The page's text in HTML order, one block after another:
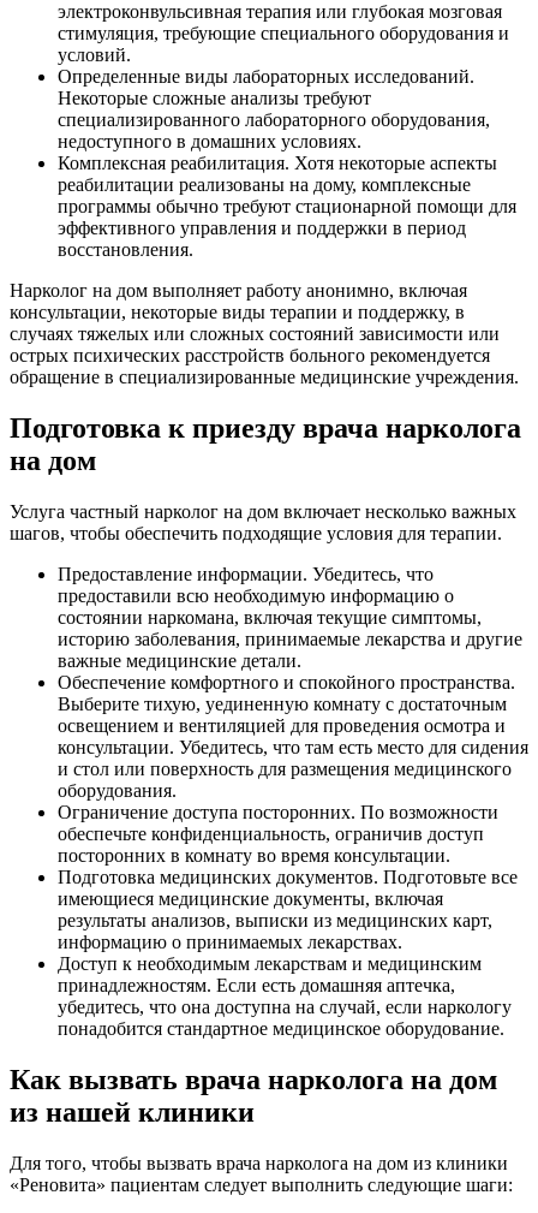
электроконвульсивная терапия или глубокая мозговая
стимуляция, требующие специального оборудования и
условий.
Определенные виды лабораторных исследований.
Некоторые сложные анализы требуют
специализированного лабораторного оборудования,
недоступного в домашних условиях.
Комплексная реабилитация. Хотя некоторые аспекты
реабилитации реализованы на дому, комплексные
программы обычно требуют стационарной помощи для
эффективного управления и поддержки в период
восстановления.
Нарколог на дом выполняет работу анонимно, включая
консультации, некоторые виды терапии и поддержку, в
случаях тяжелых или сложных состояний зависимости или
острых психических расстройств больного рекомендуется
обращение в специализированные медицинские учреждения.
Подготовка к приезду врача нарколога
на дом
Услуга частный нарколог на дом включает несколько важных
шагов, чтобы обеспечить подходящие условия для терапии.
Предоставление информации. Убедитесь, что
предоставили всю необходимую информацию о
состоянии наркомана, включая текущие симптомы,
историю заболевания, принимаемые лекарства и другие
важные медицинские детали.
Обеспечение комфортного и спокойного пространства.
Выберите тихую, уединенную комнату с достаточным
освещением и вентиляцией для проведения осмотра и
консультации. Убедитесь, что там есть место для сидения
и стол или поверхность для размещения медицинского
оборудования.
Ограничение доступа посторонних. По возможности
обеспечьте конфиденциальность, ограничив доступ
посторонних в комнату во время консультации.
Подготовка медицинских документов. Подготовьте все
имеющиеся медицинские документы, включая
результаты анализов, выписки из медицинских карт,
информацию о принимаемых лекарствах.
Доступ к необходимым лекарствам и медицинским
принадлежностям. Если есть домашняя аптечка,
убедитесь, что она доступна на случай, если наркологу
понадобится стандартное медицинское оборудование.
Как вызвать врача нарколога на дом
из нашей клиники
Для того, чтобы вызвать врача нарколога на дом из клиники
«Реновита» пациентам следует выполнить следующие шаги: